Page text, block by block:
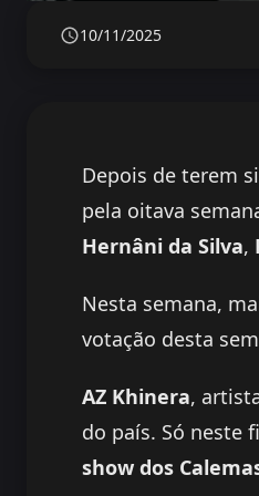
10/11/2025
Depois de terem
pela oitava
Hernâni da Silva,
Nesta semana,
votação desta
AZ Khinera,
do país. Só neste
show dos